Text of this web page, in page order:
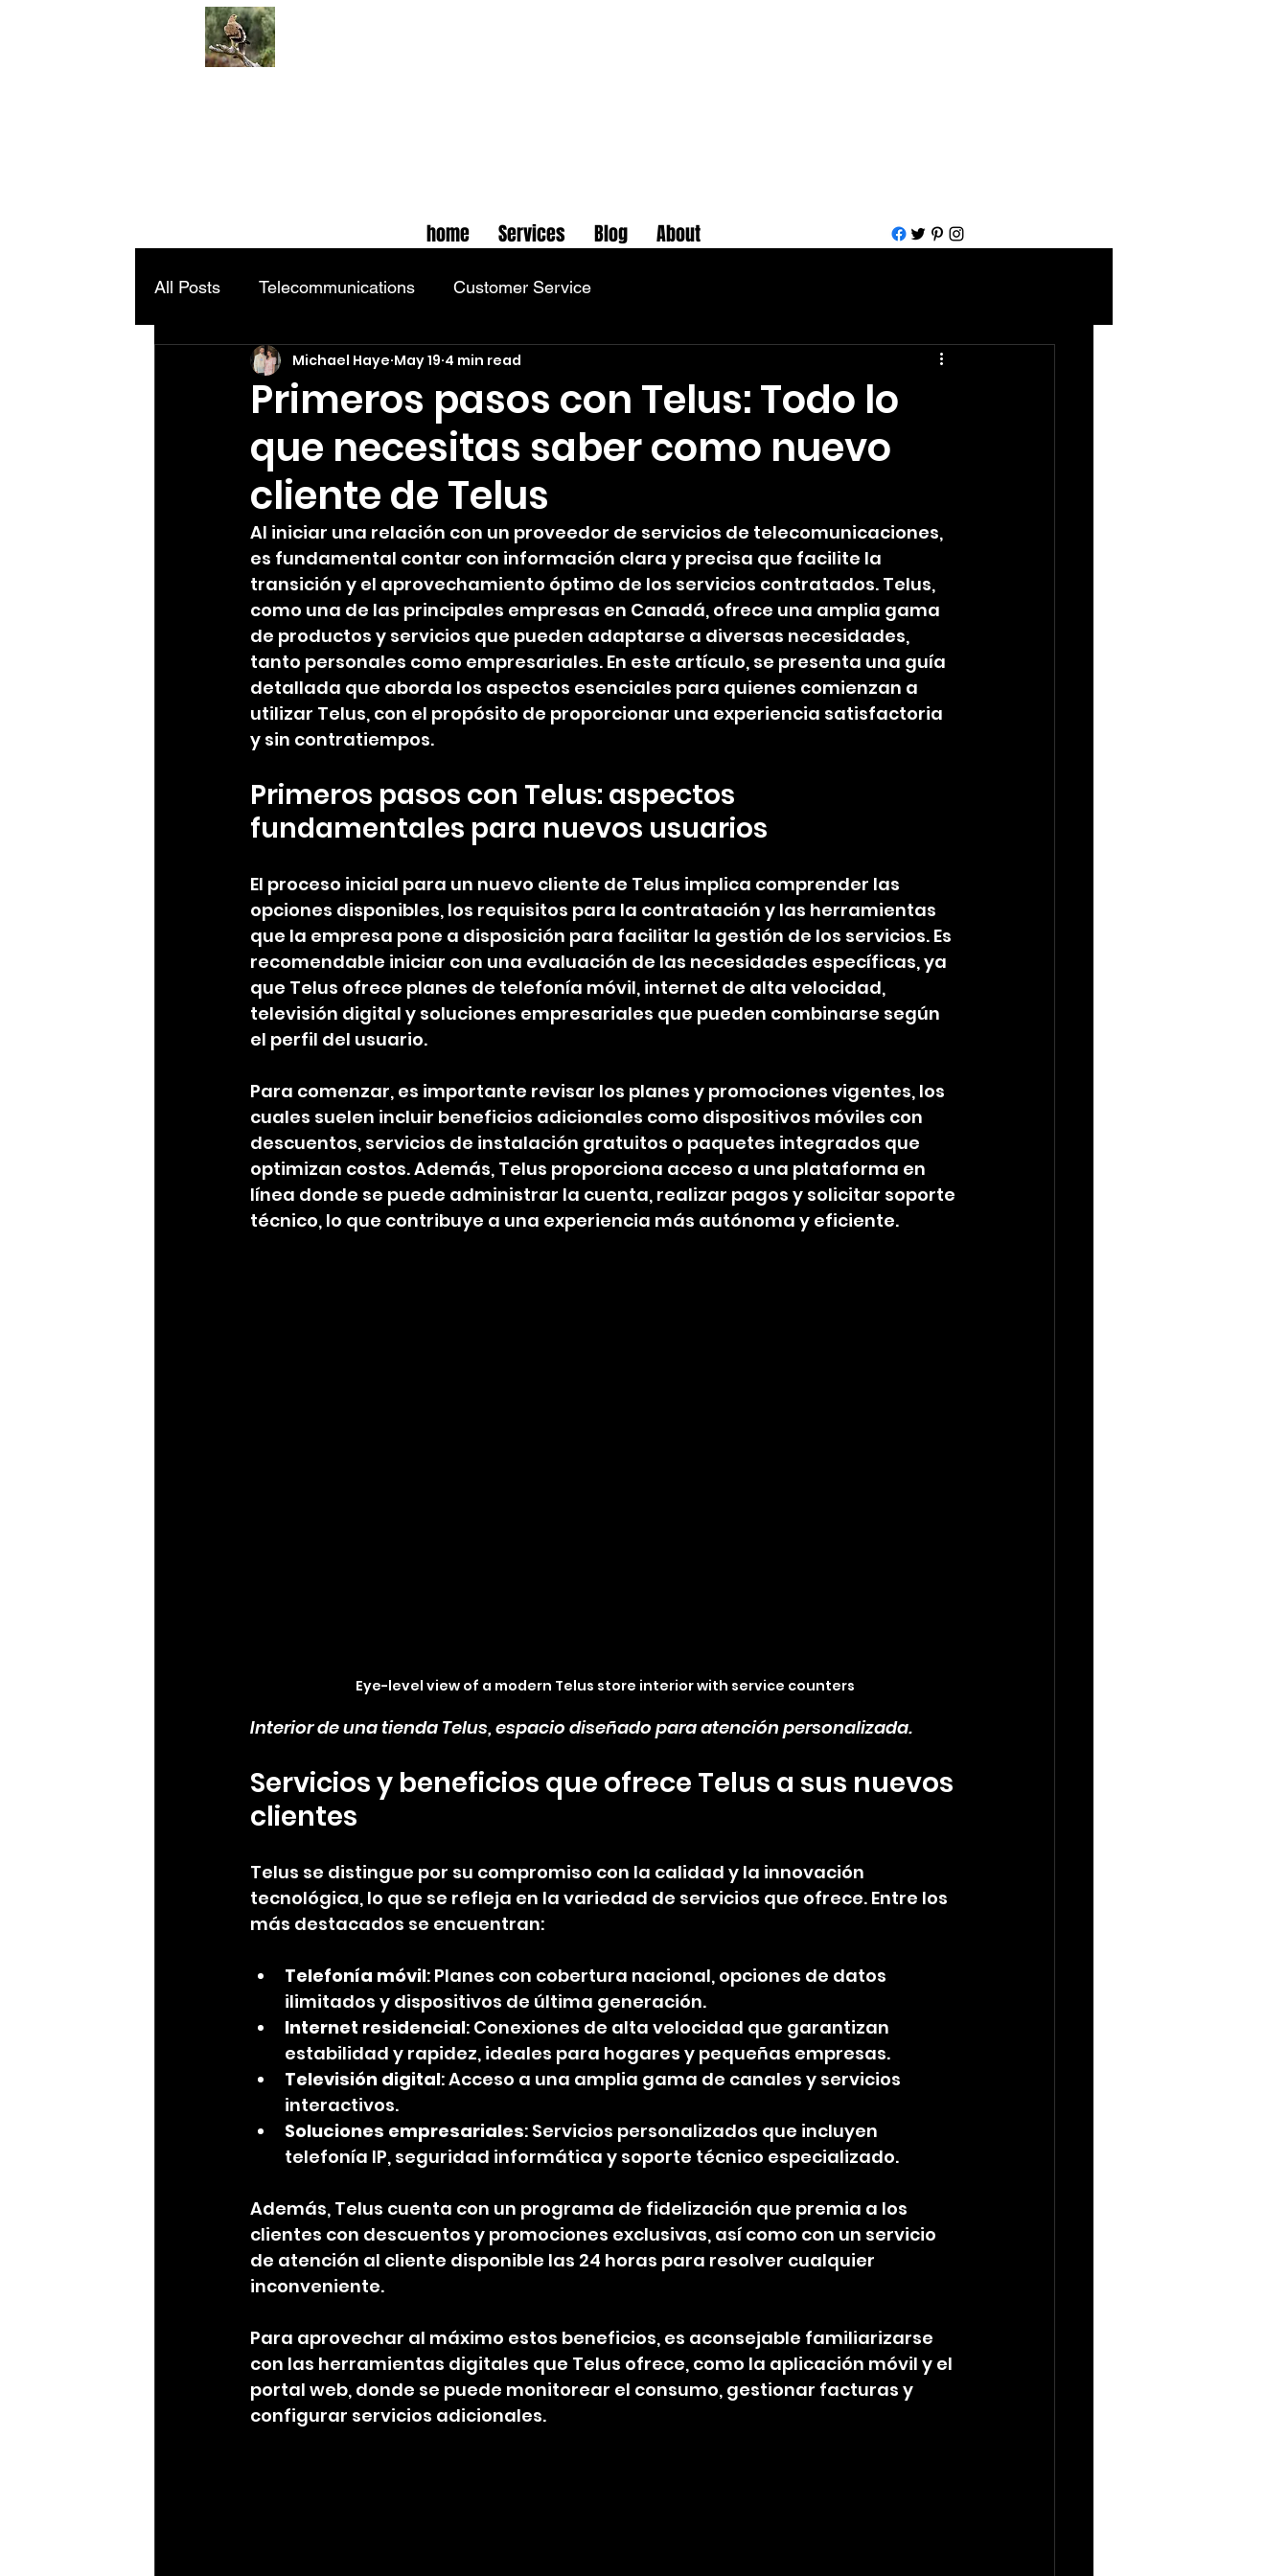
home Services Blog About
All Posts Telecommunications Customer Service
Primeros pasos con Telus: Todo lo
que necesitas saber como nuevo
cliente de Telus
Michael Haye May 19 4 min read
Al iniciar una relación con un proveedor de servicios de telecomunicaciones,
es fundamental contar con información clara y precisa que facilite la
transición y el aprovechamiento óptimo de los servicios contratados. Telus,
como una de las principales empresas en Canadá, ofrece una amplia gama
de productos y servicios que pueden adaptarse a diversas necesidades,
tanto personales como empresariales. En este artículo, se presenta una guía
detallada que aborda los aspectos esenciales para quienes comienzan a
utilizar Telus, con el propósito de proporcionar una experiencia satisfactoria
y sin contratiempos.
Primeros pasos con Telus: aspectos
fundamentales para nuevos usuarios
El proceso inicial para un nuevo cliente de Telus implica comprender las
opciones disponibles, los requisitos para la contratación y las herramientas
que la empresa pone a disposición para facilitar la gestión de los servicios. Es
recomendable iniciar con una evaluación de las necesidades específicas, ya
que Telus ofrece planes de telefonía móvil, internet de alta velocidad,
televisión digital y soluciones empresariales que pueden combinarse según
el perfil del usuario.
Para comenzar, es importante revisar los planes y promociones vigentes, los
cuales suelen incluir beneficios adicionales como dispositivos móviles con
descuentos, servicios de instalación gratuitos o paquetes integrados que
optimizan costos. Además, Telus proporciona acceso a una plataforma en
línea donde se puede administrar la cuenta, realizar pagos y solicitar soporte
técnico, lo que contribuye a una experiencia más autónoma y eficiente.
Eye-level view of a modern Telus store interior with service counters
Interior de una tienda Telus, espacio diseñado para atención personalizada.
Servicios y beneficios que ofrece Telus a sus nuevos
clientes
Telus se distingue por su compromiso con la calidad y la innovación
tecnológica, lo que se refleja en la variedad de servicios que ofrece. Entre los
más destacados se encuentran:
Telefonía móvil: Planes con cobertura nacional, opciones de datos
ilimitados y dispositivos de última generación.
Internet residencial: Conexiones de alta velocidad que garantizan
estabilidad y rapidez, ideales para hogares y pequeñas empresas.
Televisión digital: Acceso a una amplia gama de canales y servicios
interactivos.
Soluciones empresariales: Servicios personalizados que incluyen
telefonía IP, seguridad informática y soporte técnico especializado.
Además, Telus cuenta con un programa de fidelización que premia a los
clientes con descuentos y promociones exclusivas, así como con un servicio
de atención al cliente disponible las 24 horas para resolver cualquier
inconveniente.
Para aprovechar al máximo estos beneficios, es aconsejable familiarizarse
con las herramientas digitales que Telus ofrece, como la aplicación móvil y el
portal web, donde se puede monitorear el consumo, gestionar facturas y
configurar servicios adicionales.